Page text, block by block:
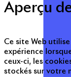
Aperçu
Ce site Web
expérience
ceux-ci, les
stockés sur votre